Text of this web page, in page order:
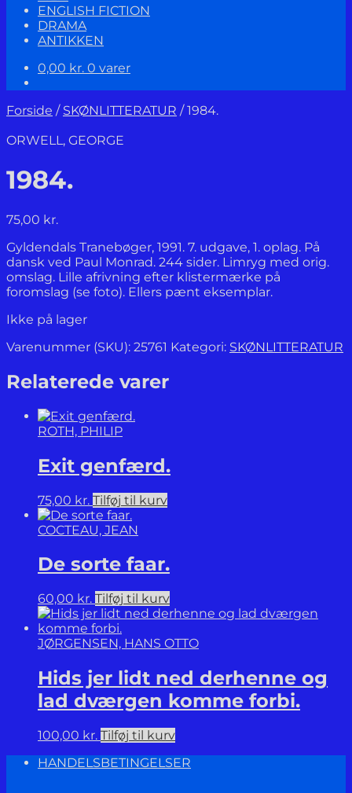
ENGLISH FICTION
DRAMA
ANTIKKEN
0,00 kr. 0 varer
Forside / SKØNLITTERATUR /1984.
ORWELL, GEORGE
1984.
75,00 kr.
Gyldendals Tranebøger, 1991. 7. udgave, 1. oplag. På
dansk ved Paul Monrad. 244 sider. Limryg med orig.
omslag. Lille afrivning efter klistermærke på
foromslag (se foto). Ellers pænt eksemplar.
Ikke på lager
Varenummer (SKU): 25761 Kategori: SKØNLITTERATUR
Relaterede varer
ROTH, PHILIP
Exit genfærd.
75,00 kr. Tilføj til kurv
COCTEAU, JEAN
De sorte faar.
60,00 kr. Tilføj til kurv
JØRGENSEN, HANS OTTO
Hids jer lidt ned derhenne og
lad dværgen komme forbi.
100,00 kr. Tilføj til kurv
HANDELSBETINGELSER